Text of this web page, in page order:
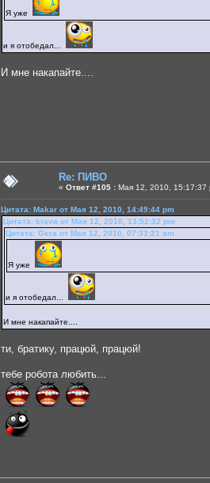
Я уже
и я отобедал...
И мне накапайте....
Re: ПИВО
« Ответ #105 : Мая 12, 2010, 15:17:37
Цитата: Makar от Мая 12, 2010, 14:49:44 pm
Цитата: krava от Мая 12, 2010, 13:52:32 pm
Цитата: Gera от Мая 12, 2010, 07:33:21 am
Я уже
и я отобедал...
И мне накапайте....
ти, братику, працюй, працюй!
тебе робота любить...